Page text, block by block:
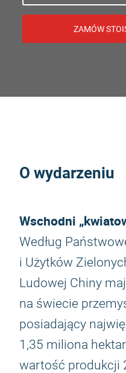
ZAMÓW
O wydarzeniu
Wschodni
Według
i Użytków
Ludowej Chiny
na świecie
posiadający
1,35 miliona
wartość produkcji